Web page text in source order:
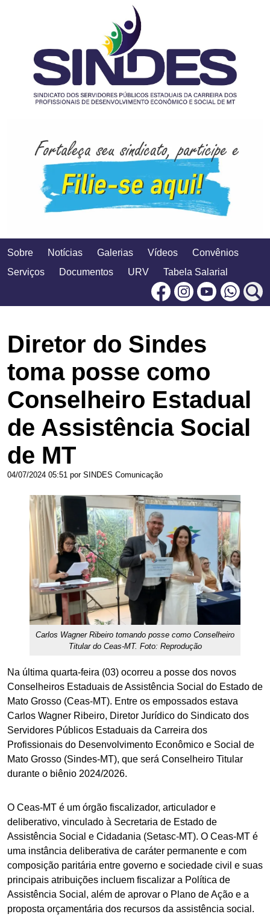
Sobre Notícias Galerias Vídeos
Convênios
Serviços
Documentos URV
Tabela Salarial
FacebookInstagram
Diretor do Sindes
toma posse como
Conselheiro Estadual
de Assistência Social
de MT
04/07/2024 05:51 por SINDES Comunicação
Carlos Wagner Ribeiro tomando posse como Conselheiro
Titular do Ceas-MT. Foto: Reprodução
Na última quarta-feira (03) ocorreu a posse dos novos
Conselheiros Estaduais de Assistência Social do Estado de
Mato Grosso (Ceas-MT). Entre os empossados estava
Carlos Wagner Ribeiro, Diretor Jurídico do Sindicato dos
Servidores Públicos Estaduais da Carreira dos
Profissionais do Desenvolvimento Econômico e Social de
Mato Grosso (Sindes-MT), que será Conselheiro Titular
durante o biênio 2024/2026.
O Ceas-MT é um órgão fiscalizador, articulador e
deliberativo, vinculado à Secretaria de Estado de
Assistência Social e Cidadania (Setasc-MT). O Ceas-MT é
uma instância deliberativa de caráter permanente e com
composição paritária entre governo e sociedade civil e suas
principais atribuições incluem fiscalizar a Política de
Assistência Social, além de aprovar o Plano de Ação e a
proposta orçamentária dos recursos da assistência social.